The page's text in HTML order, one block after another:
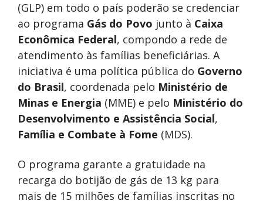
(GLP) em todo o país poderão se credenciar
ao programa Gás do Povo junto à Caixa
Econômica Federal, compondo a rede de
atendimento às famílias beneficiárias. A
iniciativa é uma política pública do Governo
do Brasil, coordenada pelo Ministério de
Minas e Energia (MME) e pelo Ministério do
Desenvolvimento e Assistência Social,
Família e Combate à Fome (MDS).
O programa garante a gratuidade na
recarga do botijão de gás de 13 kg para
mais de 15 milhões de famílias inscritas no